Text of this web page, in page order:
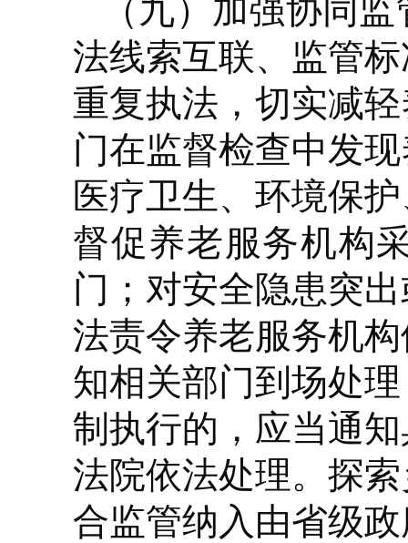
（九）加强协同
法线索互联、监管
重复执法，切实减
门在监督检查中发
医疗卫生、环境保
督促养老服务机构
门；对安全隐患突
法责令养老服务机
知相关部门到场处
制执行的，应当通
法院依法处理。探
合监管纳入由省级